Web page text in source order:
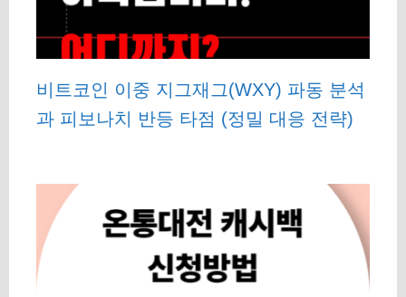
비트코인 이중 지그재그(WXY) 파동 분석
과 피보나치 반등 타점 (정밀 대응 전략)